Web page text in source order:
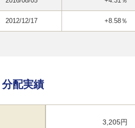
2012/12/17 +8.58％
分配実績
3,205円